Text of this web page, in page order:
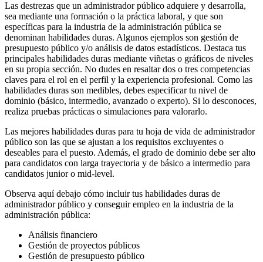
Las destrezas que un administrador público adquiere y desarrolla,
sea mediante una formación o la práctica laboral, y que son
específicas para la industria de la administración pública se
denominan habilidades duras. Algunos ejemplos son gestión de
presupuesto público y/o análisis de datos estadísticos. Destaca tus
principales habilidades duras mediante viñetas o gráficos de niveles
en su propia sección. No dudes en resaltar dos o tres competencias
claves para el rol en el perfil y la experiencia profesional. Como las
habilidades duras son medibles, debes especificar tu nivel de
dominio (básico, intermedio, avanzado o experto). Si lo desconoces,
realiza pruebas prácticas o simulaciones para valorarlo.
Las mejores habilidades duras para tu hoja de vida de administrador
público son las que se ajustan a los requisitos excluyentes o
deseables para el puesto. Además, el grado de dominio debe ser alto
para candidatos con larga trayectoria y de básico a intermedio para
candidatos junior o mid-level.
Observa aquí debajo cómo incluir tus habilidades duras de
administrador público y conseguir empleo en la industria de la
administración pública:
Análisis financiero
Gestión de proyectos públicos
Gestión de presupuesto público